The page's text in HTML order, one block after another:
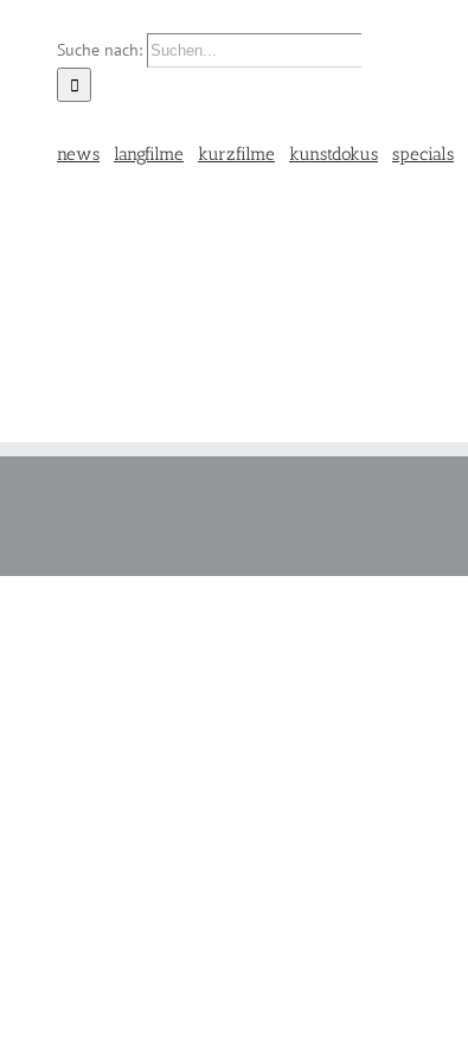
Suche nach:
news langfilme kurzfilme kunstdokus specials